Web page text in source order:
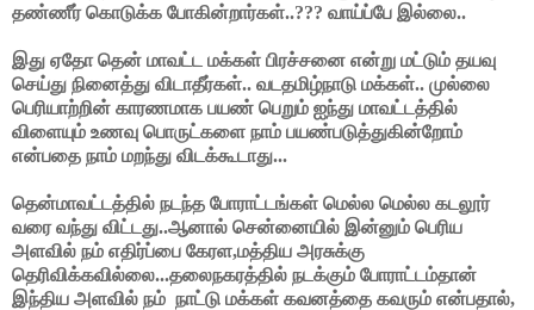
தண்ணீர் கொடுக்க போகின்றார்கள்..??? வாய்ப்பே இல்லை..
இது ஏதோ தென் மாவட்ட மக்கள் பிரச்சனை என்று மட்டும் தயவு
செய்து நினைத்து விடாதீர்கள்.. வடதமிழ்நாடு மக்கள்.. முல்லை
பெரியாற்றின் காரணமாக பயண் பெறும் ஐந்து மாவட்டத்தில்
விளையும் உணவு பொருட்களை நாம் பயண்படுத்துகின்றோம்
என்பதை நாம் மறந்து விடக்கூடாது...
தென்மாவட்டத்தில் நடந்த போராட்டங்கள் மெல்ல மெல்ல கடலூர்
வரை வந்து விட்டது..ஆனால் சென்னையில் இன்னும் பெரிய
அளவில் நம் எதிர்ப்பை கேரள,மத்திய அரசுக்கு
தெரிவிக்கவில்லை...தலைநகரத்தில் நடக்கும் போராட்டம்தான்
இந்திய அளவில் நம் நாட்டு மக்கள் கவனத்தை கவரும் என்பதால்,